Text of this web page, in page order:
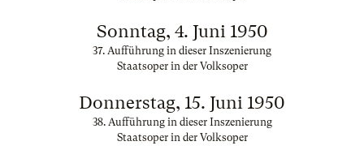
Sonntag, 4. Juni 1950
37. Aufführung in dieser Inszenierung
Staatsoper in der Volksoper
Donnerstag, 15. Juni 1950
38. Aufführung in dieser Inszenierung
Staatsoper in der Volksoper